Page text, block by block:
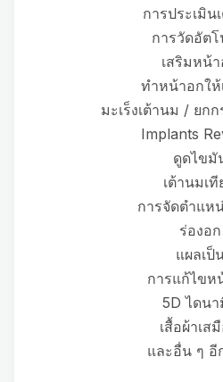
การประเมิน
การวัดอัต
เสริมหน้
ทำหน้าอกให้
มะเร็งเต้านม / ยก
Implants
ดูดไขมั
เต้านมเที
การจัดตำแห
ร่องอก
แผลเป็
การแก้ไขห
5D ไดน
เสื้อผ้าเส
และอื่น ๆ อี